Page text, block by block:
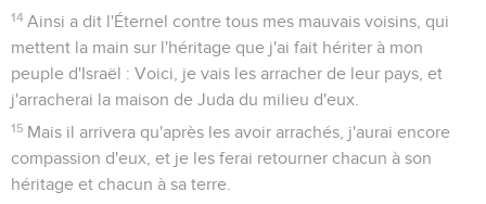
14 Ainsi a dit l'Éternel contre tous mes mauvais voisins, qui
mettent la main sur l'héritage que j'ai fait hériter à mon
peuple d'Israël : Voici, je vais les arracher de leur pays, et
j'arracherai la maison de Juda du milieu d'eux.
15 Mais il arrivera qu'après les avoir arrachés, j'aurai encore
compassion d'eux, et je les ferai retourner chacun à son
héritage et chacun à sa terre.